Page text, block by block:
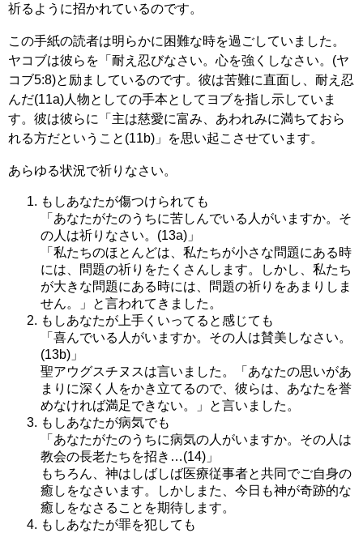
祈るように招かれているのです。
この手紙の読者は明らかに困難な時を過ごしていました。
ヤコブは彼らを「耐え忍びなさい。心を強くしなさい。(ヤ
コブ5:8)と励ましているのです。彼は苦難に直面し、耐え忍
んだ(11a)人物としての手本としてヨブを指し示していま
す。彼は彼らに「主は慈愛に富み、あわれみに満ちておら
れる方だということ(11b)」を思い起こさせています。
あらゆる状況で祈りなさい。
もしあなたが傷つけられても
「あなたがたのうちに苦しんでいる人がいますか。そ
の人は祈りなさい。(13a)」
「私たちのほとんどは、私たちが小さな問題にある時
には、問題の祈りをたくさんします。しかし、私たち
が大きな問題にある時には、問題の祈りをあまりしま
せん。」と言われてきました。
もしあなたが上手くいってると感じても
「喜んでいる人がいますか。その人は賛美しなさい。
(13b)」
聖アウグスチヌスは言いました。「あなたの思いがあ
まりに深く人をかき立てるので、彼らは、あなたを誉
めなければ満足できない。」と言いました。
もしあなたが病気でも
「あなたがたのうちに病気の人がいますか。その人は
教会の長老たちを招き…(14)」
もちろん、神はしばしば医療従事者と共同でご自身の
癒しをなさいます。しかしまた、今日も神が奇跡的な
癒しをなさることを期待します。
もしあなたが罪を犯しても